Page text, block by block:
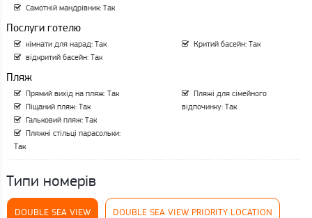
Самотній мандрівник: Так
Послуги готелю
кімнати для нарад: Так
відкритий басейн: Так
Критий басейн: Так
Пляж
Прямий вихід на пляж: Так
Піщаний пляж: Так
Гальковий пляж: Так
Пляжні стільці парасольки:
Так
Пляжі для сімейного
відпочинку: Так
Типи номерів
DOUBLE SEA VIEW DOUBLE SEA VIEW PRIORITY LOCATION